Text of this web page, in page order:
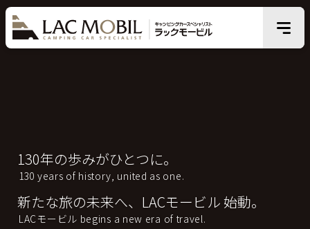
130年の歩みがひとつに。
130 years of history, united as one.
新たな旅の未来へ、LACモービル 始動。
LACモービル begins a new era of travel.